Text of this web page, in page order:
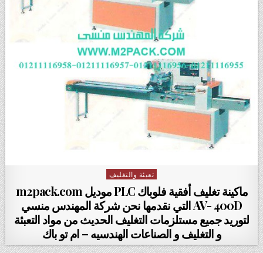
Posted in
تعبئة والتغليف
ماكينة تغليف أفقية فلوباك PLC موديل m2pack.com
AV- 400D التي نقدمها نحن شركة المهندس منسي
لتوريد جميع مستلزمات التغليف الحديث من مواد التعبئة
و التغليف و الصناعات الهندسيه – ام تو باك